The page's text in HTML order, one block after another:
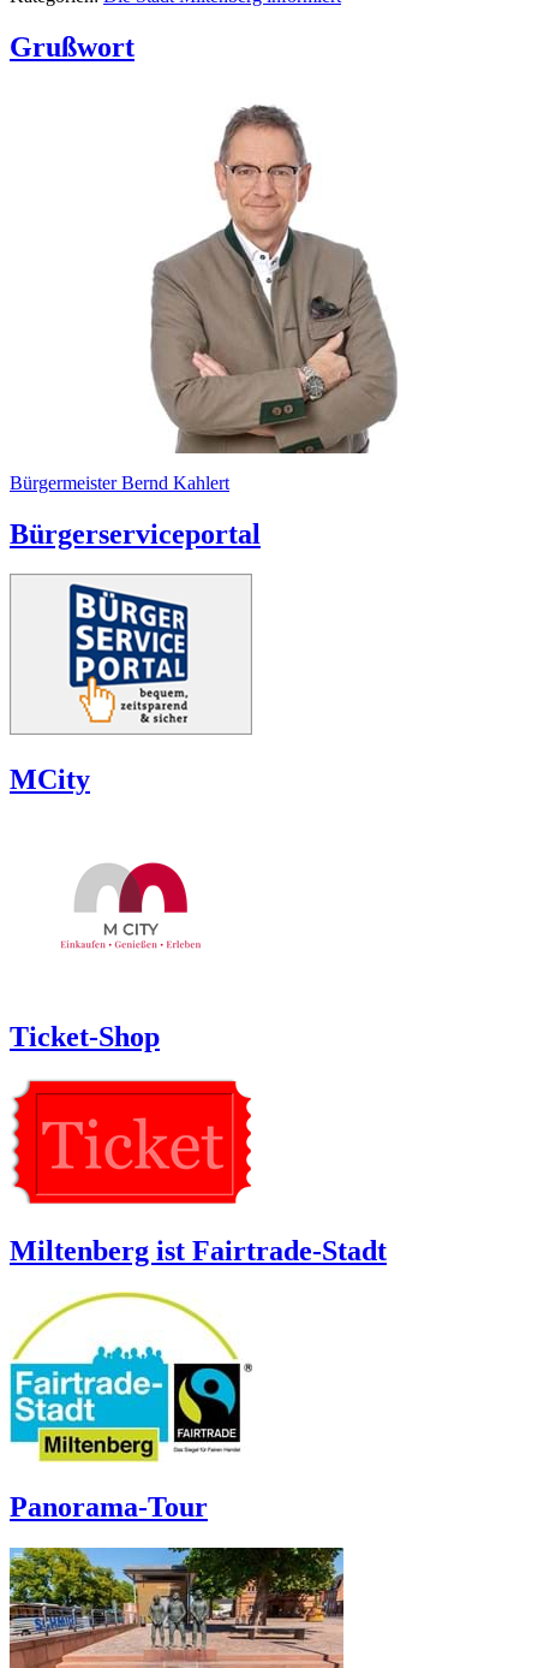
Grußwort
Bürgermeister Bernd Kahlert
Bürgerserviceportal
MCity
Ticket-Shop
Miltenberg ist Fairtrade-Stadt
Panorama-Tour